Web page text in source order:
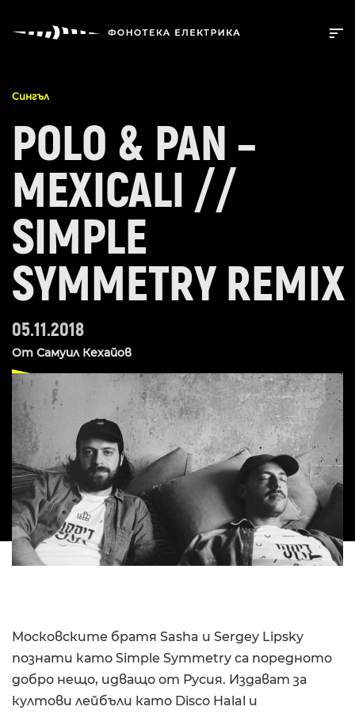
Сингъл
POLO & PAN –
MEXICALI //
SIMPLE
SYMMETRY REMIX
05.11.2018
От Самуил Кехайов
Московските братя Sasha и Sergey Lipsky
познати като Simple Symmetry са поредното
добро нещо, идващо от Русия. Издават за
култови лейбъли като Disco Halal и